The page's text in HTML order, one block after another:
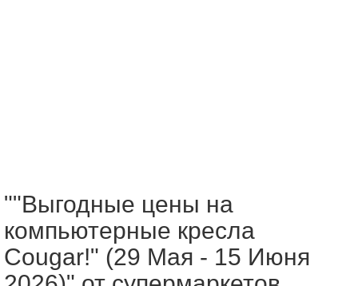
""Выгодные цены на
компьютерные кресла
Cougar!" (29 Мая - 15 Июня